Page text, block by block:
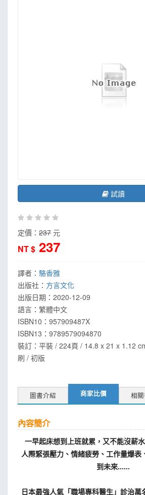
試讀
定價： 237 元
NT $ 237
譯者： 駱香雅
出版社： 方言文化
出版日期： 2020-12-09
語言： 繁體中文
ISBN10：957909487X
ISBN13： 9789579094870
裝訂：平裝 / 224頁 / 14.8 x 21 x 1.12
刷 / 初版
圖書介紹 商家比價 相關
內容簡介
一早起床想到上班就累，又不能沒薪
人際緊張壓力、情緒疲勞、工作量爆表
到未來......
日本最強人氣「職場專科醫生」診治萬